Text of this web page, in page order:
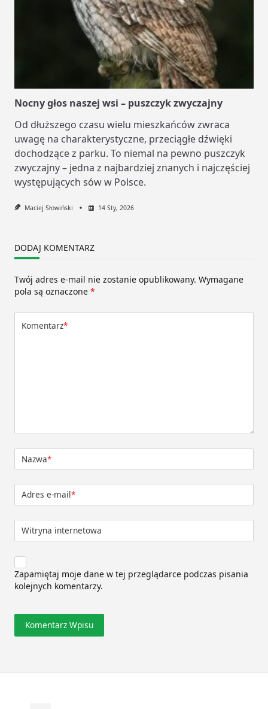
Nocny głos naszej wsi – puszczyk zwyczajny
Od dłuższego czasu wielu mieszkańców zwraca
uwagę na charakterystyczne, przeciągłe dźwięki
dochodzące z parku. To niemal na pewno puszczyk
zwyczajny – jedna z najbardziej znanych i najczęściej
występujących sów w Polsce.
Maciej Słowiński 14 Sty, 2026
DODAJ KOMENTARZ
Twój adres e-mail nie zostanie opublikowany. Wymagane
pola są oznaczone *
Komentarz*
Nazwa*
Adres e-mail*
Witryna internetowa
Zapamiętaj moje dane w tej przeglądarce podczas pisania
kolejnych komentarzy.